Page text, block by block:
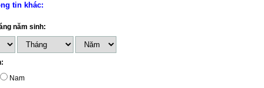
tin khác:
năm sinh:
Nam